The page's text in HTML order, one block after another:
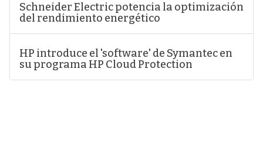
Schneider Electric potencia la optimización
del rendimiento energético
HP introduce el 'software' de Symantec en
su programa HP Cloud Protection